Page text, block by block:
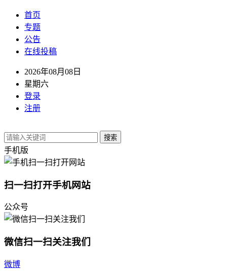
首页
专题
公告
在线投稿
2026年08月08日
星期六
登录
注册
搜索
手机版
扫一扫打开手机网站
公众号
微信扫一扫关注我们
微博